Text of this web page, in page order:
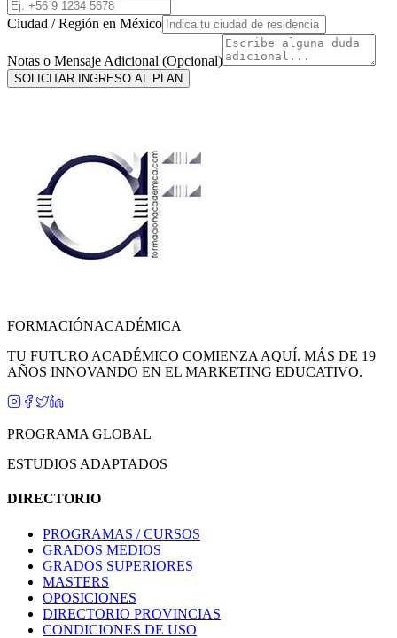
Ciudad / Región en México
Notas o Mensaje Adicional (Opcional)
SOLICITAR INGRESO AL PLAN
FORMACIÓNACADÉMICA
TU FUTURO ACADÉMICO COMIENZA AQUÍ. MÁS DE 19
AÑOS INNOVANDO EN EL MARKETING EDUCATIVO.
PROGRAMA GLOBAL
ESTUDIOS ADAPTADOS
DIRECTORIO
PROGRAMAS / CURSOS
GRADOS MEDIOS
GRADOS SUPERIORES
MASTERS
OPOSICIONES
DIRECTORIO PROVINCIAS
CONDICIONES DE USO